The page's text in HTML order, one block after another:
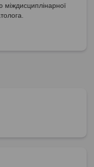
міждисциплінарної